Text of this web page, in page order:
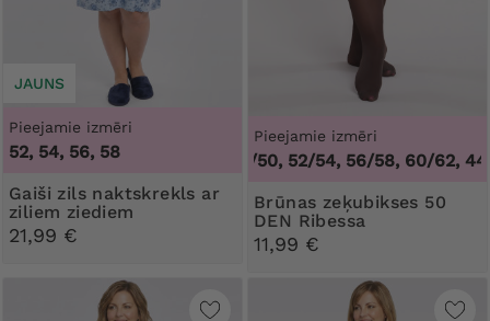
JAUNS
Pieejamie izmēri
52, 54, 56, 58
Gaiši zils naktskrekls ar
ziliem ziediem
21,99 €
Pieejamie izmēri
44/46, 48/50, 52/54, 56/58, 60/62,44/
Brūnas zeķubikses 50
DEN Ribessa
11,99 €